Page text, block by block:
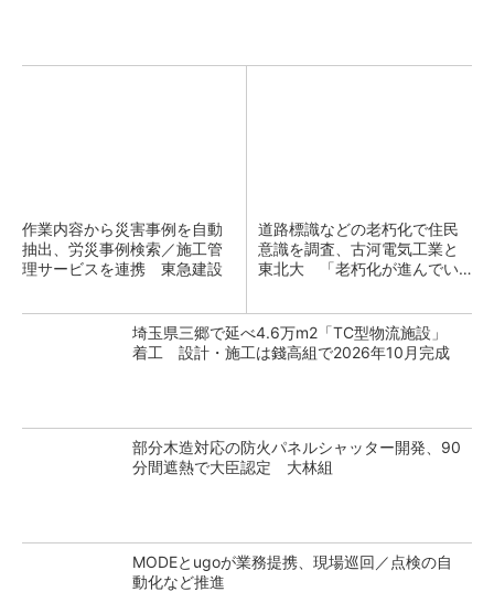
作業内容から災害事例を自動
抽出、労災事例検索／施工管
理サービスを連携 東急建設
道路標識などの老朽化で住民
意識を調査、古河電気工業と
東北大 「老朽化が進んでい
埼玉県三郷で延べ4.6万m2「TC型物流施設」
着工 設計・施工は錢高組で2026年10月完成
部分木造対応の防火パネルシャッター開発、90
分間遮熱で大臣認定 大林組
MODEとugoが業務提携、現場巡回／点検の自
動化など推進